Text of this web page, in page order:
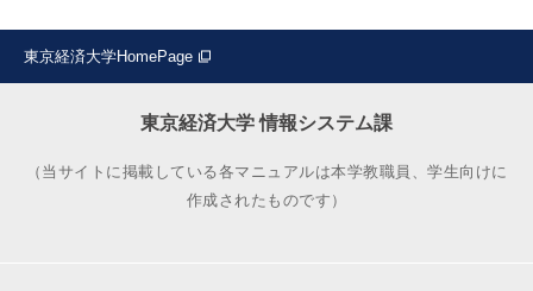
東京経済大学HomePage
東京経済大学 情報システム課
（当サイトに掲載している各マニュアルは本学教職員、学生向けに
作成されたものです）